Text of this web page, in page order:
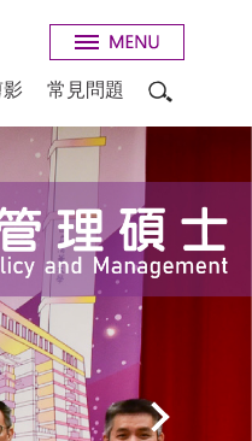
常見問題